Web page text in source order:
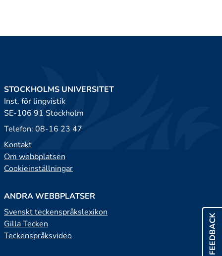
FEEDBACK
STOCKHOLMS UNIVERSITET
Inst. för lingvistik
SE-106 91 Stockholm
Telefon: 08-16 23 47
Kontakt
Om webbplatsen
Cookieinställningar
ANDRA WEBBPLATSER
Svenskt teckenspråkslexikon
Gilla Tecken
Teckenspråksvideo